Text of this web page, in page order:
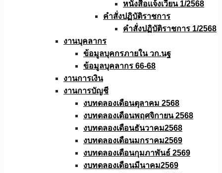
หนังสือเเจ้งเวียน 1/2568
คำสั่งปฏิบัติราชการ
คำสั่งปฏิบัติราชการ 1/2568
งานบุคลากร
ข้อมูลบุคกรภายใน วก.นฐ
ข้อมูลบุคลากร 66-68
งานการเงิน
งานการบัญชี
งบทดลองเดือนตุลาคม 2568
งบทดลองเดือนพฤศจิกายน 2568
งบทดลองเดือนธันวาคม2568
งบทดลองเดือนมกราคม2569
งบทดลองเดือนกุมภาพันธ์ 2569
งบทดลองเดือนมีนาคม2569